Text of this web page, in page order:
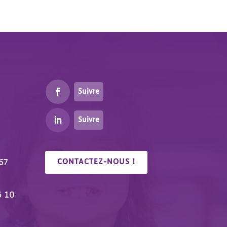
10
Suivre
Suivre
CONTACTEZ-NOUS !